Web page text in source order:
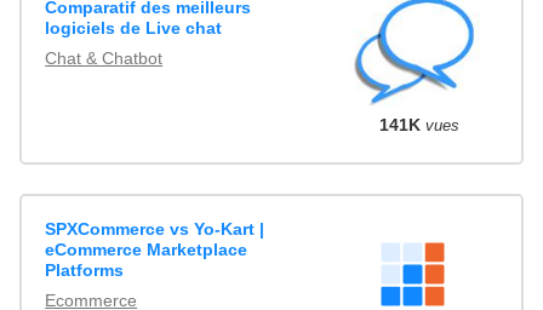
Comparatif des meilleurs
logiciels de Live chat
Chat & Chatbot
141K vues
SPXCommerce vs Yo-Kart |
eCommerce Marketplace
Platforms
Ecommerce